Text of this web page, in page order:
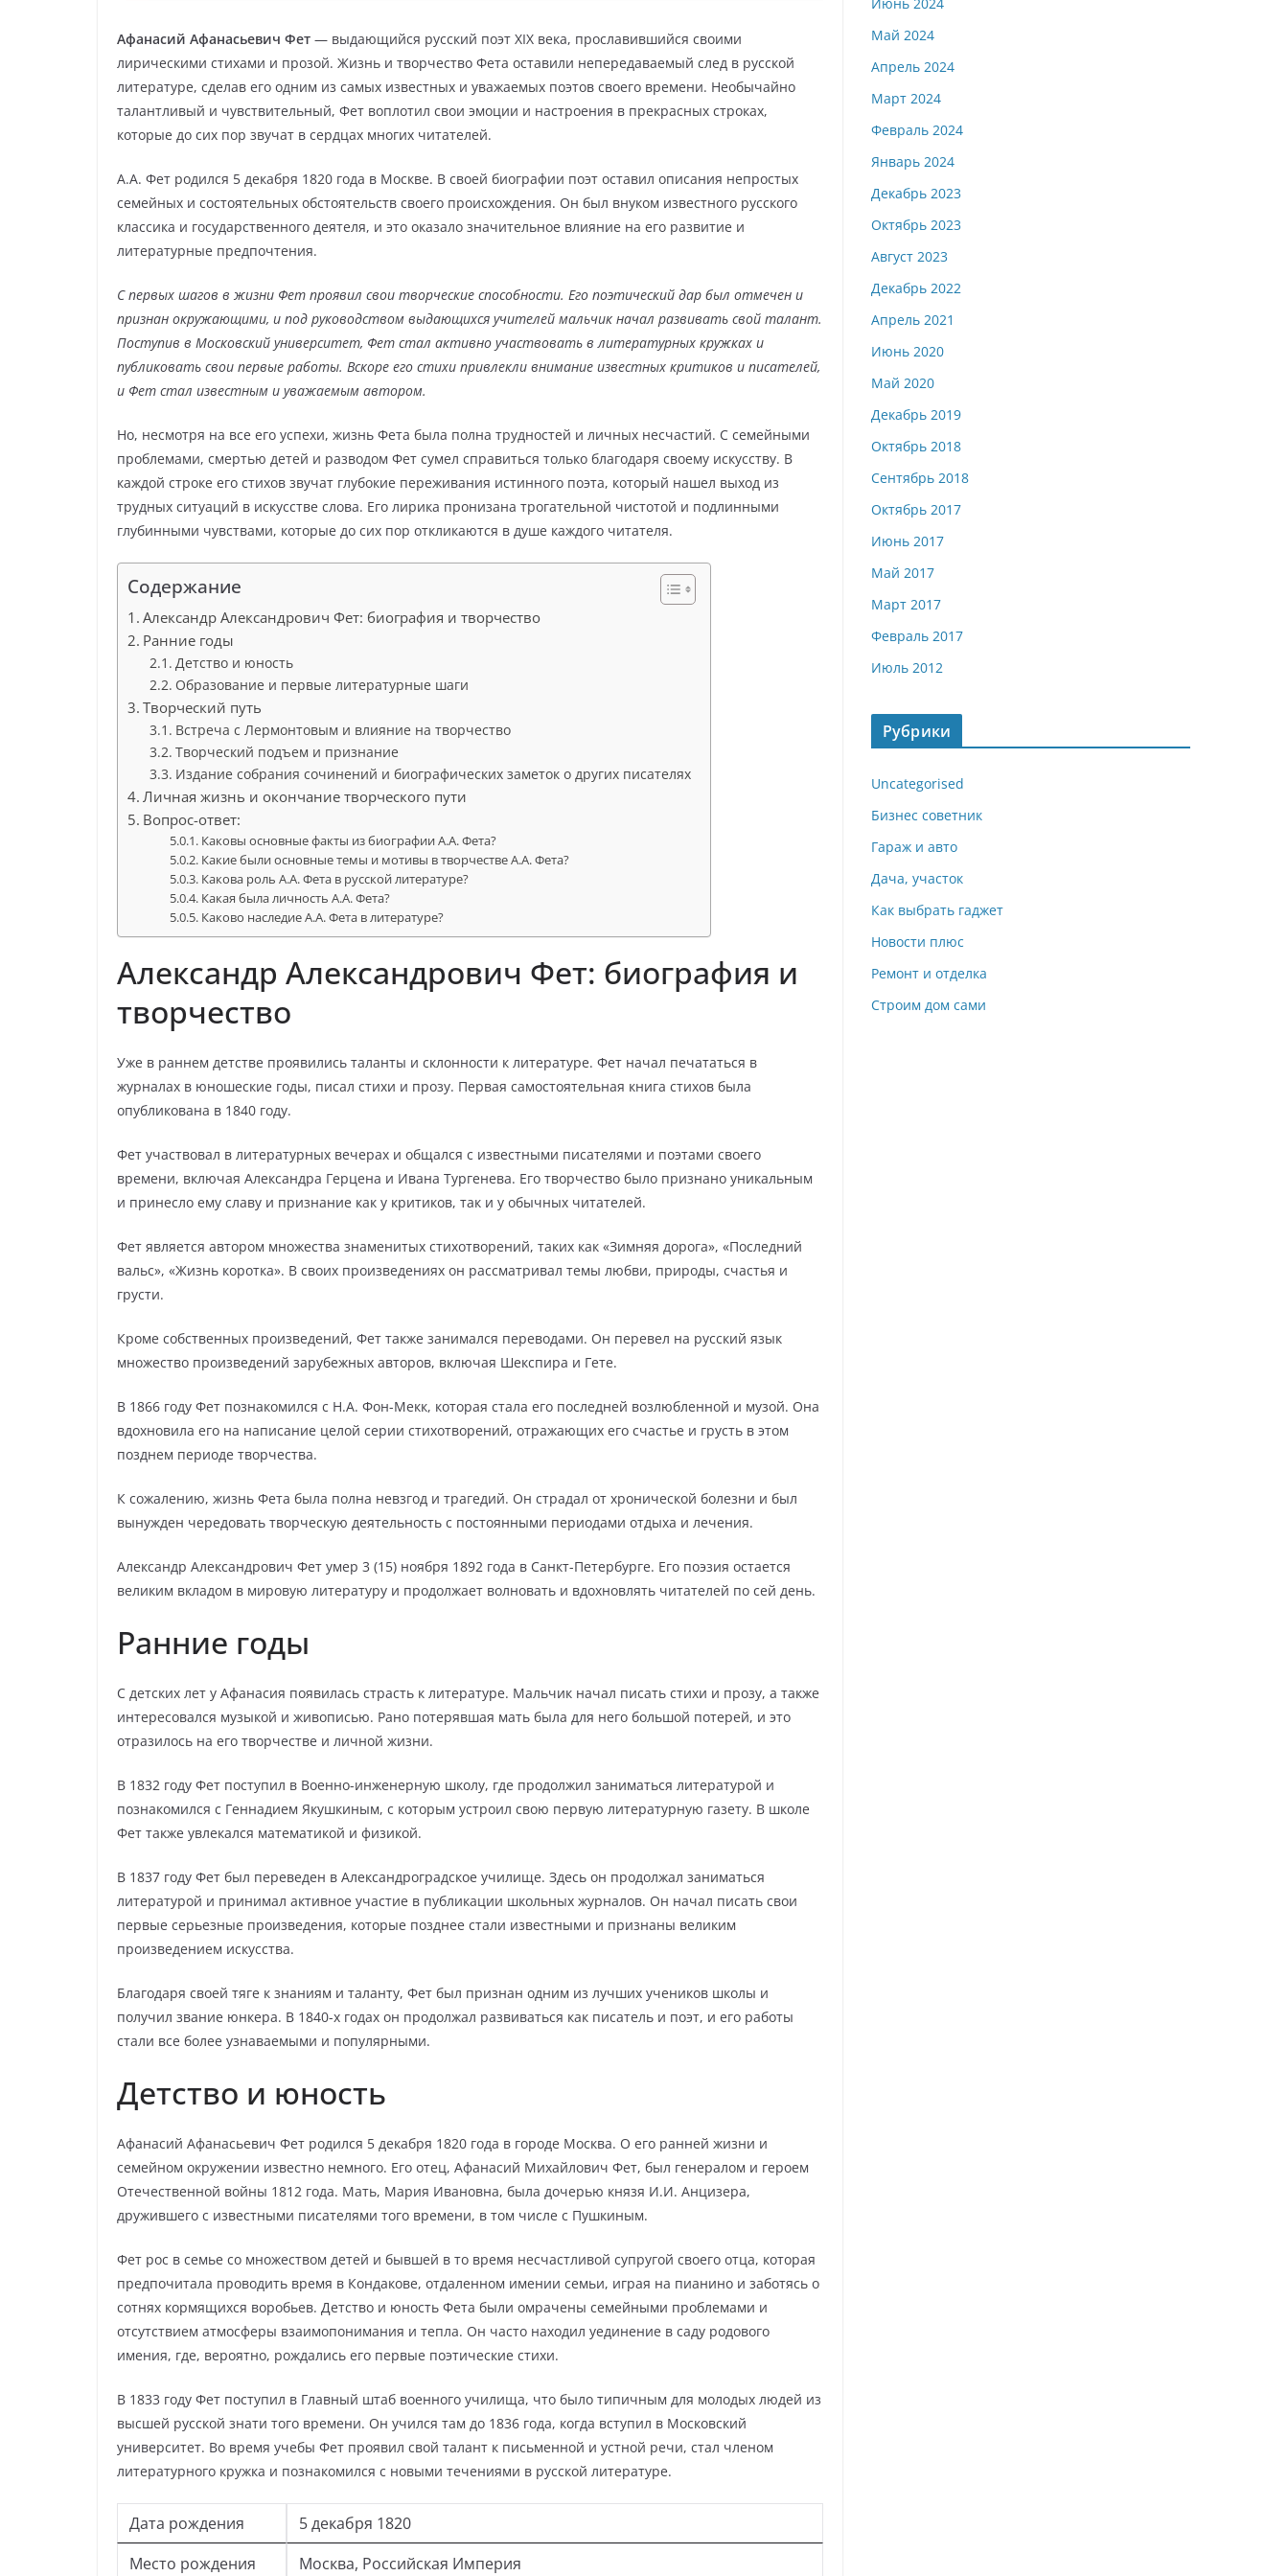
Афанасий Афанасьевич Фет — выдающийся русский поэт XIX века, прославившийся своими
лирическими стихами и прозой. Жизнь и творчество Фета оставили непередаваемый след в русской
литературе, сделав его одним из самых известных и уважаемых поэтов своего времени. Необычайно
талантливый и чувствительный, Фет воплотил свои эмоции и настроения в прекрасных строках,
которые до сих пор звучат в сердцах многих читателей.
А.А. Фет родился 5 декабря 1820 года в Москве. В своей биографии поэт оставил описания непростых
семейных и состоятельных обстоятельств своего происхождения. Он был внуком известного русского
классика и государственного деятеля, и это оказало значительное влияние на его развитие и
литературные предпочтения.
С первых шагов в жизни Фет проявил свои творческие способности. Его поэтический дар был отмечен и
признан окружающими, и под руководством выдающихся учителей мальчик начал развивать свой талант.
Поступив в Московский университет, Фет стал активно участвовать в литературных кружках и
публиковать свои первые работы. Вскоре его стихи привлекли внимание известных критиков и писателей,
и Фет стал известным и уважаемым автором.
Но, несмотря на все его успехи, жизнь Фета была полна трудностей и личных несчастий. С семейными
проблемами, смертью детей и разводом Фет сумел справиться только благодаря своему искусству. В
каждой строке его стихов звучат глубокие переживания истинного поэта, который нашел выход из
трудных ситуаций в искусстве слова. Его лирика пронизана трогательной чистотой и подлинными
глубинными чувствами, которые до сих пор откликаются в душе каждого читателя.
Содержание
Александр Александрович Фет: биография и творчество
Ранние годы
Детство и юность
Образование и первые литературные шаги
Творческий путь
Встреча с Лермонтовым и влияние на творчество
Творческий подъем и признание
Издание собрания сочинений и биографических заметок о других писателях
Личная жизнь и окончание творческого пути
Вопрос-ответ:
Каковы основные факты из биографии А.А. Фета?
Какие были основные темы и мотивы в творчестве А.А. Фета?
Какова роль А.А. Фета в русской литературе?
Какая была личность А.А. Фета?
Каково наследие А.А. Фета в литературе?
Александр Александрович Фет: биография и
творчество
Уже в раннем детстве проявились таланты и склонности к литературе. Фет начал печататься в
журналах в юношеские годы, писал стихи и прозу. Первая самостоятельная книга стихов была
опубликована в 1840 году.
Фет участвовал в литературных вечерах и общался с известными писателями и поэтами своего
времени, включая Александра Герцена и Ивана Тургенева. Его творчество было признано уникальным
и принесло ему славу и признание как у критиков, так и у обычных читателей.
Фет является автором множества знаменитых стихотворений, таких как «Зимняя дорога», «Последний
вальс», «Жизнь коротка». В своих произведениях он рассматривал темы любви, природы, счастья и
грусти.
Кроме собственных произведений, Фет также занимался переводами. Он перевел на русский язык
множество произведений зарубежных авторов, включая Шекспира и Гете.
В 1866 году Фет познакомился с Н.А. Фон-Мекк, которая стала его последней возлюбленной и музой. Она
вдохновила его на написание целой серии стихотворений, отражающих его счастье и грусть в этом
позднем периоде творчества.
К сожалению, жизнь Фета была полна невзгод и трагедий. Он страдал от хронической болезни и был
вынужден чередовать творческую деятельность с постоянными периодами отдыха и лечения.
Александр Александрович Фет умер 3 (15) ноября 1892 года в Санкт-Петербурге. Его поэзия остается
великим вкладом в мировую литературу и продолжает волновать и вдохновлять читателей по сей день.
Ранние годы
С детских лет у Афанасия появилась страсть к литературе. Мальчик начал писать стихи и прозу, а также
интересовался музыкой и живописью. Рано потерявшая мать была для него большой потерей, и это
отразилось на его творчестве и личной жизни.
В 1832 году Фет поступил в Военно-инженерную школу, где продолжил заниматься литературой и
познакомился с Геннадием Якушкиным, с которым устроил свою первую литературную газету. В школе
Фет также увлекался математикой и физикой.
В 1837 году Фет был переведен в Александроградское училище. Здесь он продолжал заниматься
литературой и принимал активное участие в публикации школьных журналов. Он начал писать свои
первые серьезные произведения, которые позднее стали известными и признаны великим
произведением искусства.
Благодаря своей тяге к знаниям и таланту, Фет был признан одним из лучших учеников школы и
получил звание юнкера. В 1840-х годах он продолжал развиваться как писатель и поэт, и его работы
стали все более узнаваемыми и популярными.
Детство и юность
Афанасий Афанасьевич Фет родился 5 декабря 1820 года в городе Москва. О его ранней жизни и
семейном окружении известно немного. Его отец, Афанасий Михайлович Фет, был генералом и героем
Отечественной войны 1812 года. Мать, Мария Ивановна, была дочерью князя И.И. Анцизера,
дружившего с известными писателями того времени, в том числе с Пушкиным.
Фет рос в семье со множеством детей и бывшей в то время несчастливой супругой своего отца, которая
предпочитала проводить время в Кондакове, отдаленном имении семьи, играя на пианино и заботясь о
сотнях кормящихся воробьев. Детство и юность Фета были омрачены семейными проблемами и
отсутствием атмосферы взаимопонимания и тепла. Он часто находил уединение в саду родового
имения, где, вероятно, рождались его первые поэтические стихи.
В 1833 году Фет поступил в Главный штаб военного училища, что было типичным для молодых людей из
высшей русской знати того времени. Он учился там до 1836 года, когда вступил в Московский
университет. Во время учебы Фет проявил свой талант к письменной и устной речи, стал членом
литературного кружка и познакомился с новыми течениями в русской литературе.
Дата рождения
5 декабря 1820
Место рождения
Москва, Российская Империя
Май 2024
Апрель 2024
Март 2024
Февраль 2024
Январь 2024
Декабрь 2023
Октябрь 2023
Август 2023
Декабрь 2022
Апрель 2021
Июнь 2020
Май 2020
Декабрь 2019
Октябрь 2018
Сентябрь 2018
Октябрь 2017
Июнь 2017
Май 2017
Март 2017
Февраль 2017
Июль 2012
Рубрики
Uncategorised
Бизнес советник
Гараж и авто
Дача, участок
Как выбрать гаджет
Новости плюс
Ремонт и отделка
Строим дом сами